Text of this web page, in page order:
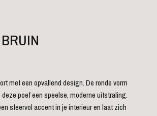
met een opvallend design. De ronde vorm
poef een speelse, moderne uitstraling.
sfeervol accent in je interieur en laat zich